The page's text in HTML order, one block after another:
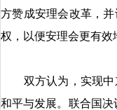
方赞成安理会改革，
权，以便安理会更有
双方认为，实现中东
和平与发展。联合国决